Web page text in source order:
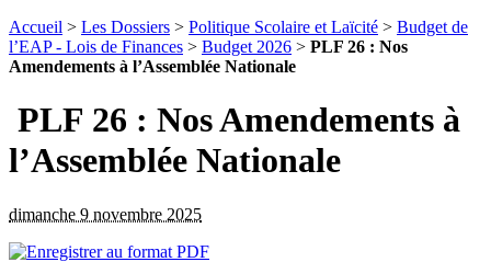
Accueil > Les Dossiers > Politique Scolaire et Laïcité > Budget de
l’EAP - Lois de Finances > Budget 2026 > PLF 26 : Nos
Amendements à l’Assemblée Nationale
PLF 26 : Nos Amendements à
l’Assemblée Nationale
dimanche 9 novembre 2025